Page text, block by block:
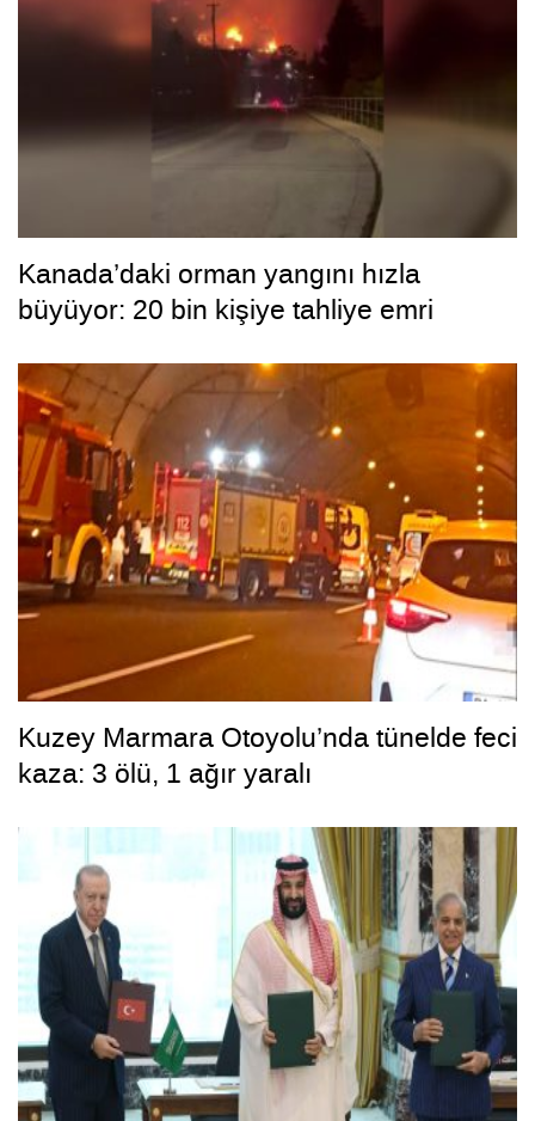
Kanada’daki orman yangını hızla
büyüyor: 20 bin kişiye tahliye emri
Kuzey Marmara Otoyolu’nda tünelde feci
kaza: 3 ölü, 1 ağır yaralı